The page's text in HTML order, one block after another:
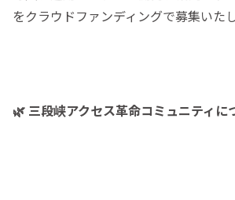
をクラウドファンディングで募集いたし
🌿 三段峡アクセス革命コミュニティに